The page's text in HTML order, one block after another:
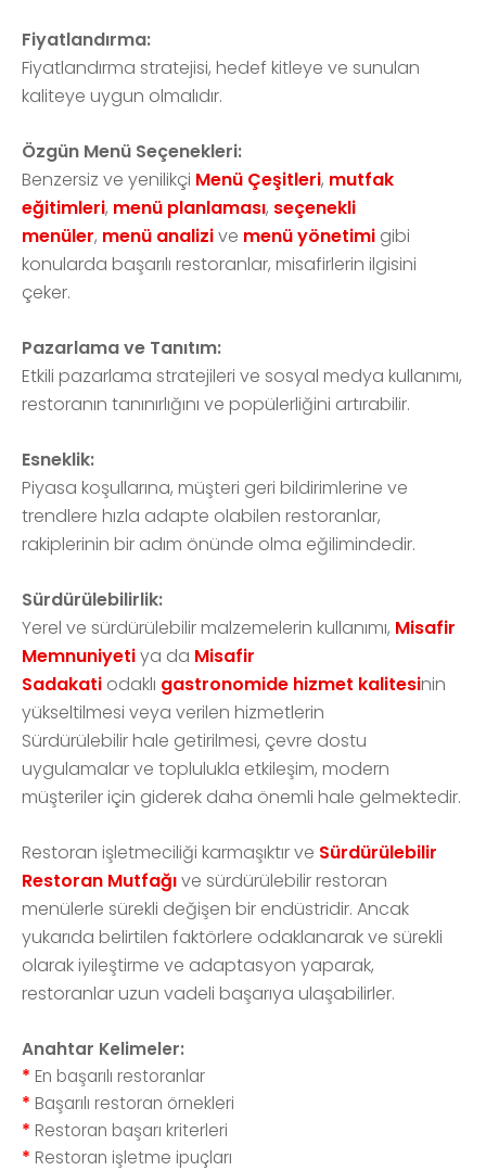
Fiyatlandırma:
Fiyatlandırma stratejisi, hedef kitleye ve sunulan
kaliteye uygun olmalıdır.
Özgün Menü Seçenekleri:
Benzersiz ve yenilikçi Menü Çeşitleri, mutfak
eğitimleri, menü planlaması, seçenekli
menüler, menü analizive menü yönetimi gibi
konularda başarılı restoranlar, misafirlerin ilgisini
çeker.
Pazarlama ve Tanıtım:
Etkili pazarlama stratejileri ve sosyal medya kullanımı,
restoranın tanınırlığını ve popülerliğini artırabilir.
Esneklik:
Piyasa koşullarına, müşteri geri bildirimlerine ve
trendlere hızla adapte olabilen restoranlar,
rakiplerinin bir adım önünde olma eğilimindedir.
Sürdürülebilirlik:
Yerel ve sürdürülebilir malzemelerin kullanımı, Misafir
Memnuniyetiya da Misafir
Sadakati odaklı gastronomide hizmet kalitesinin
yükseltilmesi veya verilen hizmetlerin
Sürdürülebilir hale getirilmesi, çevre dostu
uygulamalar ve toplulukla etkileşim, modern
müşteriler için giderek daha önemli hale gelmektedir.
Restoran işletmeciliği karmaşıktır ve Sürdürülebilir
Restoran Mutfağıve sürdürülebilir restoran
menülerle sürekli değişen bir endüstridir. Ancak
yukarıda belirtilen faktörlere odaklanarak ve sürekli
olarak iyileştirme ve adaptasyon yaparak,
restoranlar uzun vadeli başarıya ulaşabilirler.
Anahtar Kelimeler:
* En başarılı restoranlar
* Başarılı restoran örnekleri
* Restoran başarı kriterleri
* Restoran işletme ipuçları